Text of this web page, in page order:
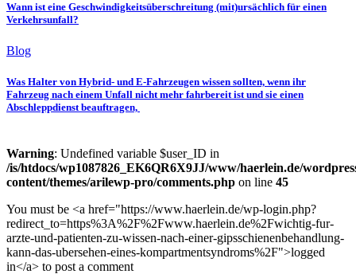
Wann ist eine Geschwindigkeitsüberschreitung (mit)ursächlich für einen
Verkehrsunfall?
Blog
Was Halter von Hybrid- und E-Fahrzeugen wissen sollten, wenn ihr
Fahrzeug nach einem Unfall nicht mehr fahrbereit ist und sie einen
Abschleppdienst beauftragen,
Warning: Undefined variable $user_ID in
/is/htdocs/wp1087826_EK6QR6X9JJ/www/haerlein.de/
content/themes/arilewp-pro/comments.php on line 45
You must be <a href="https://www.haerlein.de/wp-login.php?
redirect_to=https%3A%2F%2Fwww.haerlein.de%2Fwichtig-fur-
arzte-und-patienten-zu-wissen-nach-einer-gipsschienenbehandlung-
kann-das-ubersehen-eines-kompartmentsyndroms%2F">logged
in</a> to post a comment